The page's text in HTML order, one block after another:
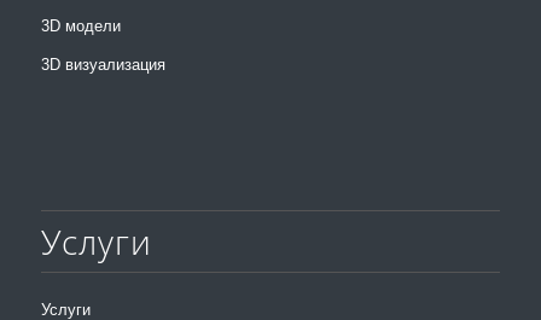
3D модели
3D визуализация
Услуги
Услуги